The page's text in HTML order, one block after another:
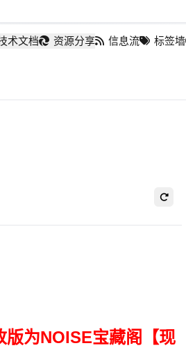
术文档 资源分享 信息流 标签墙
版为NOISE宝藏阁【现